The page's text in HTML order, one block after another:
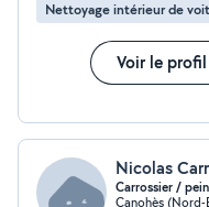
Nettoyage intérieur de
Voir le profil
Nicolas
Carrossier /
Canohès (Nord-